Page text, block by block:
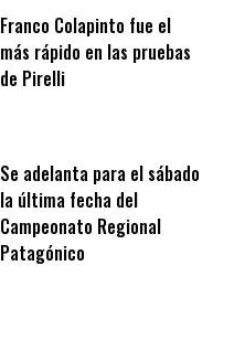
Franco Colapinto fue el
más rápido en las pruebas
de Pirelli
Se adelanta para el sábado
la última fecha del
Campeonato Regional
Patagónico